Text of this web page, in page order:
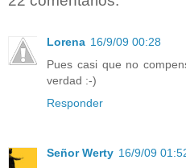
Lorena 16/9/09 00:28
Pues casi que no
verdad :-)
Responder
Señor Werty 16/9/09